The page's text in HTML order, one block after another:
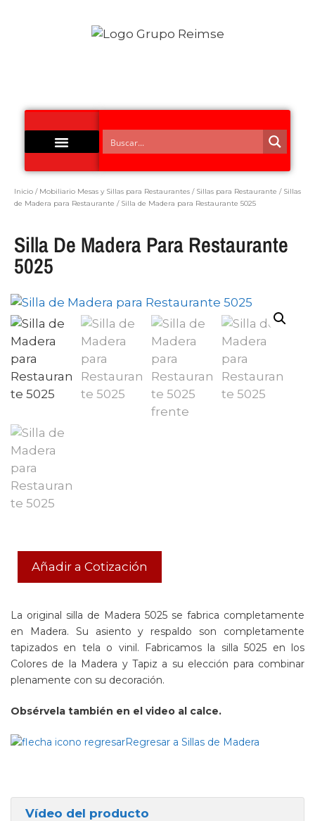
Inicio / Mobiliario Mesas y Sillas para Restaurantes / Sillas para Restaurante / Sillas
de Madera para Restaurante / Silla de Madera para Restaurante 5025
Silla De Madera Para Restaurante
5025
Añadir a Cotización
La original silla de Madera 5025 se fabrica completamente
en Madera. Su asiento y respaldo son completamente
tapizados en tela o vinil. Fabricamos la silla 5025 en los
Colores de la Madera y Tapiz a su elección para combinar
plenamente con su decoración.
Obsérvela también en el video al calce.
Regresar a Sillas de Madera
Vídeo del producto